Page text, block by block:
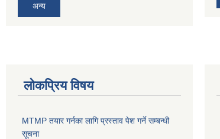
अन्य
लोकप्रिय विषय
MTMP तयार गर्नका लागि प्रस्ताव पेश गर्ने सम्बन्धी
सूचना